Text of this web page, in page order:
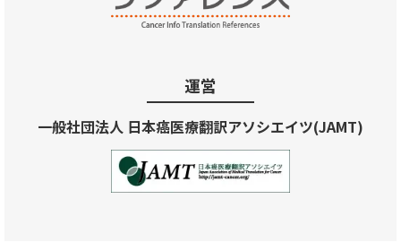
運営
一般社団法人 日本癌医療翻訳アソシエイツ(JAMT)